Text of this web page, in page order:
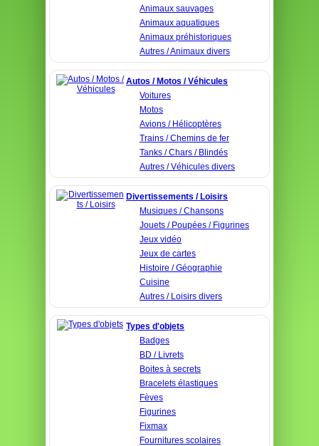
Animaux sauvages
Animaux aquatiques
Animaux préhistoriques
Autres / Animaux divers
Autos / Motos / Véhicules
Voitures
Motos
Avions / Hélicoptères
Trains / Chemins de fer
Tanks / Chars / Blindés
Autres / Véhicules divers
Divertissements / Loisirs
Musiques / Chansons
Jouets / Poupées / Figurines
Jeux vidéo
Jeux de cartes
Histoire / Géographie
Cuisine
Autres / Loisirs divers
Types d'objets
Badges
BD / Livrets
Boites à secrets
Bracelets élastiques
Fèves
Figurines
Fixmax
Fournitures scolaires